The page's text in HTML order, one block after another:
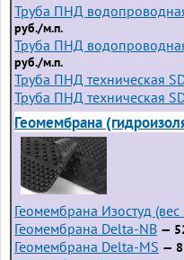
Труба ПНД
руб./м.п.
Труба ПНД
руб./м.п.
Труба ПНД техническая
Труба ПНД техническая
Геомембрана
Геомембрана Изостуд
Геомембрана Delta-NB —
Геомембрана Delta-MS —